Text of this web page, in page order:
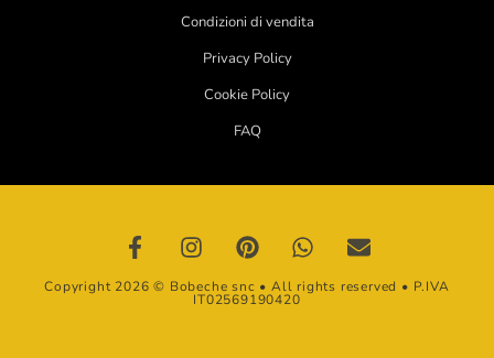
Condizioni di vendita
Privacy Policy
Cookie Policy
FAQ
Copyright 2026 © Bobeche snc • All rights reserved • P.IVA
IT02569190420